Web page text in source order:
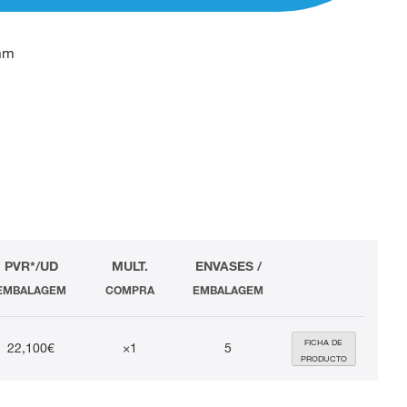
PVR*/UD MULT.
COMPRA
ENVASES /
EMBALAGEM
22,100€ ×1 5
FICHA DE
PRODUCTO